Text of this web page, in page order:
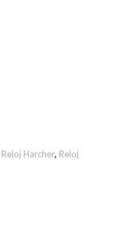
Reloj Harcher, Reloj